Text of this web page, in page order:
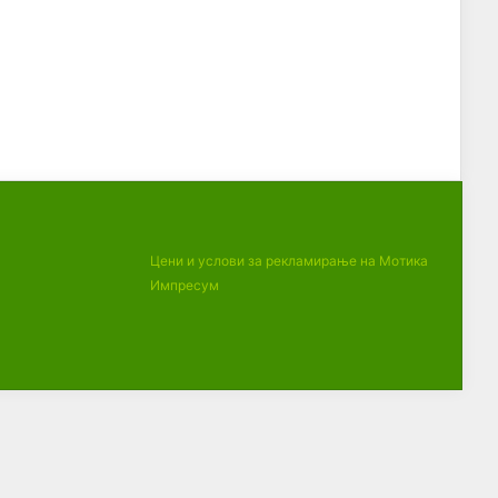
Цени и услови за рекламирање на Мотика
Импресум